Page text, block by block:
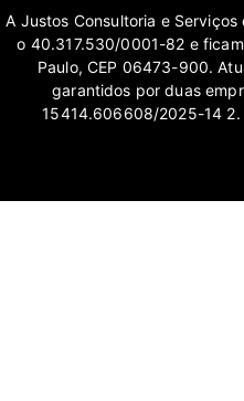
A Justos Consultoria e
o 40.317.530/0001-82 e
Paulo, CEP 06473-900.
garantidos por duas
15414.606608/2025-14 2.